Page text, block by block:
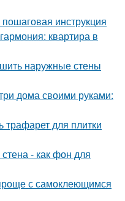
инструкция
квартира в
наружные стены
дома своими руками:
трафарет для плитки
- как фон для
с самоклеющимся